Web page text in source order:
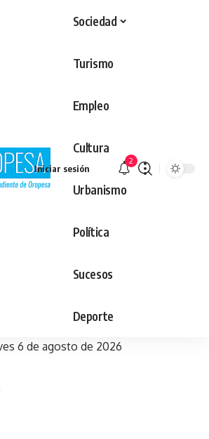
Sociedad
Turismo
Empleo
Cultura
Urbanismo
Política
Sucesos
Deporte
Iniciar sesión
2
6 de agosto de 2026